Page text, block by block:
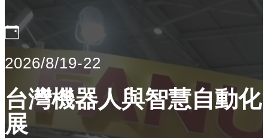
2026/8/19-22
台灣機器人與智慧自動化
展